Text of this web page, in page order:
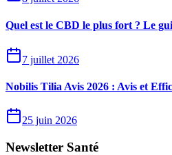
Quel est le CBD le plus fort ? Le
7 juillet 2026
Nobilis Tilia Avis 2026 : Avis et
25 juin 2026
Newsletter Santé